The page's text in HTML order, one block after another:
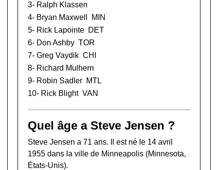
3- Ralph Klassen
4- Bryan Maxwell
MIN
5- Rick Lapointe DET
6- Don Ashby TOR
7- Greg Vaydik CHI
8- Richard Mulhern
9- Robin Sadler MTL
10- Rick Blight VAN
Quel âge a Steve Jensen ?
Steve Jensen a 71 ans. Il est né le 14 avril
1955 dans la ville de Minneapolis (Minnesota,
États-Unis).